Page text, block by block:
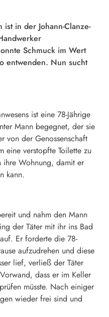
in der Johann-Clanze-
Schmuck im Wert
entwenden. Nun sucht
ist eine 78-Jährige
Mann begegnet, der sie
von der Genossenschaft
eine verstopfte Toilette zu
ihre Wohnung, damit er
kann.
und nahm den Mann
der Täter mit ihr ins Bad
Er forderte die 78-
aufzudrehen und diese
lief, verließ der Täter
dass er im Keller
müsste. Nach einiger
wieder frei sind und